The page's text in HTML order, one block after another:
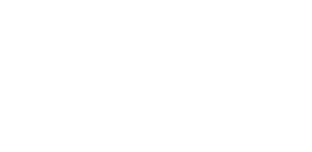
hotelu. Taxa není zahrnuta v ceně zájezdu a musí být uhrazena klientem přímo na recepci
opatření v dané destinaci.